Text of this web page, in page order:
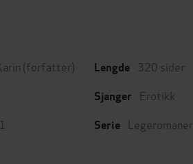
(forfatter) Lengde 320 sider
Sjanger Erotikk
Serie Legeromaner